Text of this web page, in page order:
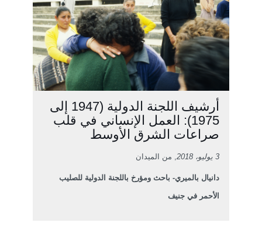
أرشيف اللجنة الدولية (1947 إلى
1975): العمل الإنساني في قلب
صراعات الشرق الأوسط
3 يوليو، 2018 , من الميدان
دانيال بالميري- باحث ومؤرخ باللجنة الدولية للصليب
الأحمر في جنيف